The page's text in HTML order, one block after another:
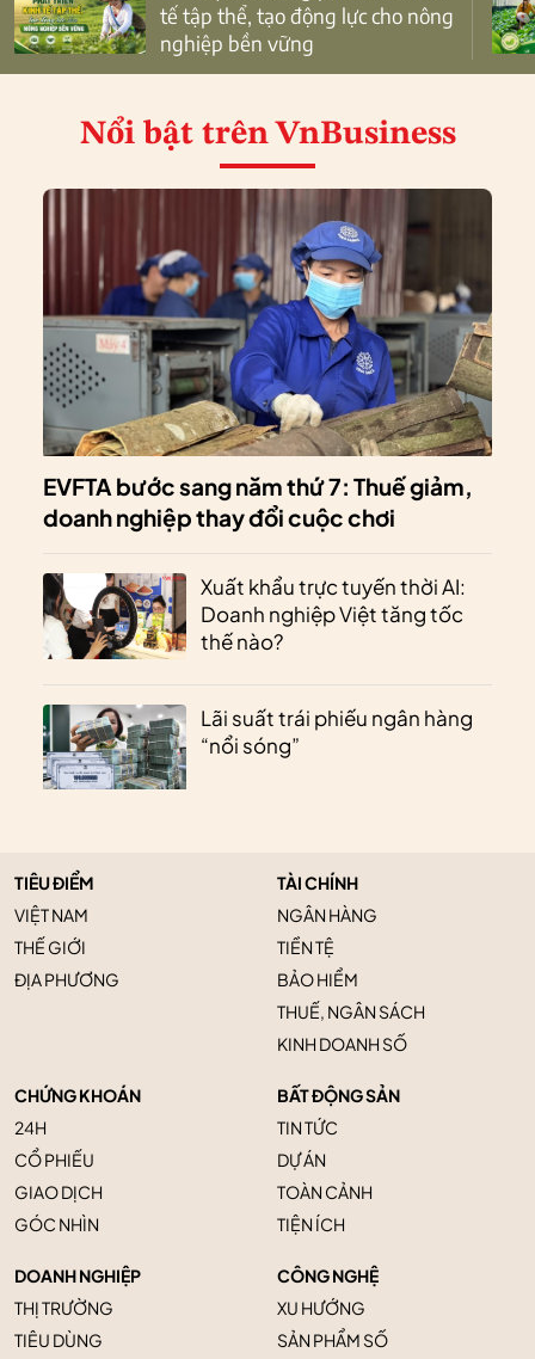
tế tập thể, tạo động lực cho nông
nghiệp bền vững
Nổi bật trên VnBusiness
EVFTA bước sang năm thứ 7: Thuế giảm,
doanh nghiệp thay đổi cuộc chơi
Xuất khẩu trực tuyến thời AI:
Doanh nghiệp Việt tăng tốc
thế nào?
Lãi suất trái phiếu ngân hàng
“nổi sóng”
TIÊU ĐIỂM
VIỆT NAM
THẾ GIỚI
ĐỊA PHƯƠNG
TÀI CHÍNH
NGÂN HÀNG
TIỀN TỆ
BẢO HIỂM
THUẾ, NGÂN SÁCH
KINH DOANH SỐ
CHỨNG KHOÁN
24H
CỔ PHIẾU
GIAO DỊCH
GÓC NHÌN
BẤT ĐỘNG SẢN
TIN TỨC
DỰ ÁN
TOÀN CẢNH
TIỆN ÍCH
DOANH NGHIỆP
THỊ TRƯỜNG
TIÊU DÙNG
CÔNG NGHỆ
XU HƯỚNG
SẢN PHẨM SỐ